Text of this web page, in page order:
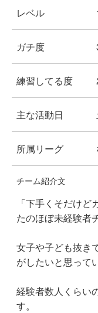
レベル
ガチ度
練習してる度
主な活動日
所属リーグ
チーム紹介文
「下手くそだけ
たのほぼ未経験者
女子や子ども抜き
がしたいと思って
経験者数人くらい
す。